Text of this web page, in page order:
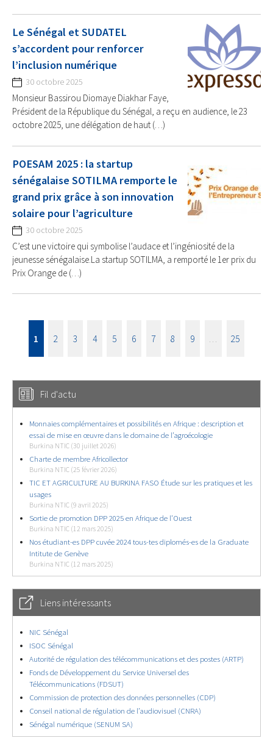
Le Sénégal et SUDATEL
s’accordent pour renforcer
l’inclusion numérique
30 octobre 2025
Monsieur Bassirou Diomaye Diakhar Faye,
Président de la République du Sénégal, a reçu en audience, le 23
octobre 2025, une délégation de haut (…)
POESAM 2025 : la startup
sénégalaise SOTILMA remporte le
grand prix grâce à son innovation
solaire pour l’agriculture
30 octobre 2025
C’est une victoire qui symbolise l’audace et l’ingéniosité de la
jeunesse sénégalaise.La startup SOTILMA, a remporté le 1er prix du
Prix Orange de (…)
1 2 3 4 5 6 7 8 9 25
Fil d'actu
Monnaies complémentaires et possibilités en Afrique : description et
essai de mise en œuvre dans le domaine de l’agroécologie
Burkina NTIC (30 juillet 2026)
Charte de membre Africollector
Burkina NTIC (25 février 2026)
TIC ET AGRICULTURE AU BURKINA FASO Étude sur les pratiques et les
usages
Burkina NTIC (9 avril 2025)
Sortie de promotion DPP 2025 en Afrique de l’Ouest
Burkina NTIC (12 mars 2025)
Nos étudiant-es DPP cuvée 2024 tous-tes diplomés-es de la Graduate
Intitute de Genève
Burkina NTIC (12 mars 2025)
Liens intéressants
NIC Sénégal
ISOC Sénégal
Autorité de régulation des télécommunications et des postes (ARTP)
Fonds de Développement du Service Universel des
Télécommunications (FDSUT)
Commission de protection des données personnelles (CDP)
Conseil national de régulation de l’audiovisuel (CNRA)
Sénégal numérique (SENUM SA)